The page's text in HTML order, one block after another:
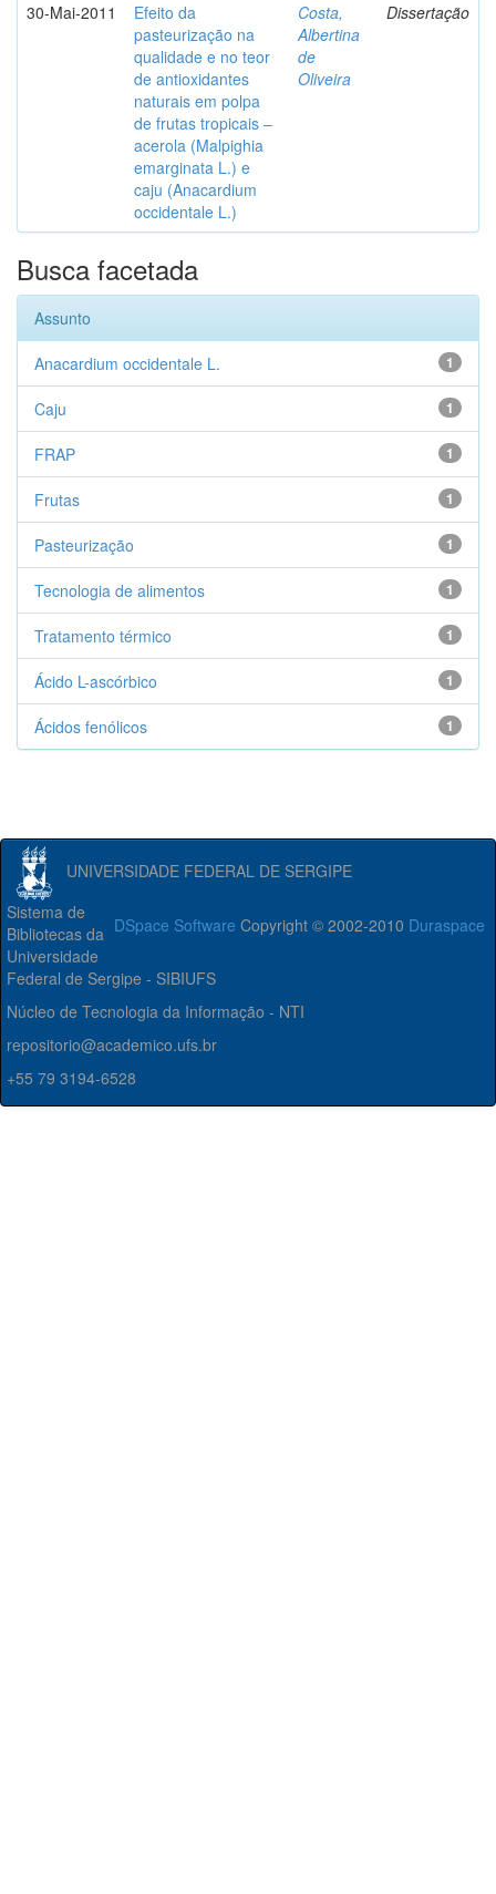
30-Mai-2011
Efeito da
pasteurização na
qualidade e no teor
de antioxidantes
naturais em polpa
de frutas tropicais –
acerola (Malpighia
emarginata L.) e
caju (Anacardium
occidentale L.)
Costa,
Albertina
de
Oliveira
Dissertação
Busca facetada
Assunto
1
Anacardium occidentale L.
1
Caju
1
FRAP
1
Frutas
1
Pasteurização
1
Tecnologia de alimentos
1
Tratamento térmico
1
Ácido L-ascórbico
1
Ácidos fenólicos
UNIVERSIDADE FEDERAL DE SERGIPE
DSpace Software Copyright © 2002-2010 Duraspace
Sistema de
Bibliotecas da
Universidade
Federal de Sergipe - SIBIUFS
Núcleo de Tecnologia da Informação - NTI
repositorio@academico.ufs.br
+55 79 3194-6528